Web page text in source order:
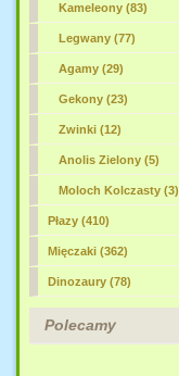
Kameleony (83)
Legwany (77)
Agamy (29)
Gekony (23)
Zwinki (12)
Anolis Zielony (5)
Moloch Kolczasty (3)
Płazy (410)
Mięczaki (362)
Dinozaury (78)
Polecamy